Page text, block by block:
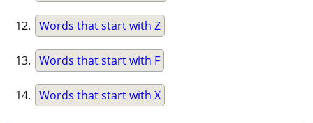
Words that start with Z
Words that start with F
Words that start with X